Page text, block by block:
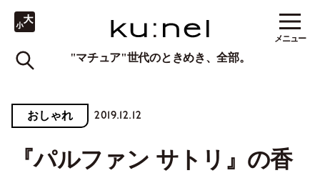
"マチュア"世代のときめき、全部。
メニュー
おしゃれ 2019.12.12
『パルファン サトリ』の香